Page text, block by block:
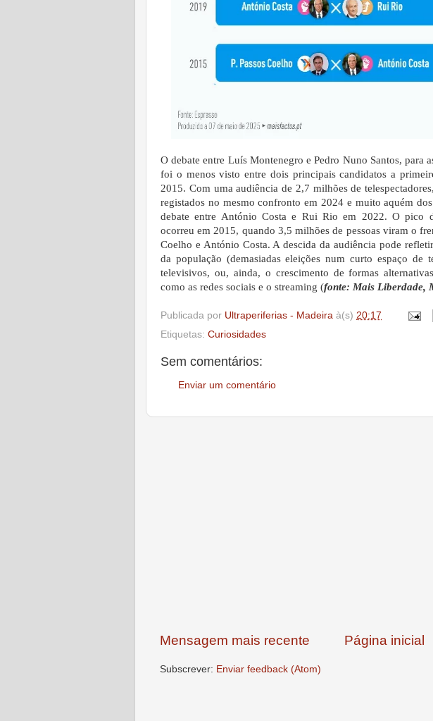
O debate entre Luís Montenegro e Pedro Nuno Santos, para
foi o menos visto entre dois principais candidatos a
2015. Com uma audiência de 2,7 milhões de
registados no mesmo confronto em 2024 e muito aquém
debate entre António Costa e Rui Rio em 2022. O pico
ocorreu em 2015, quando 3,5 milhões de pessoas viram o
Coelho e António Costa. A descida da audiência pode
da população (demasiadas eleições num curto espaço de
televisivos, ou, ainda, o crescimento de formas
como as redes sociais e o streaming (fonte: Mais Liberdade,
Publicada por Ultraperiferias - Madeira à(s) 20:17
Etiquetas: Curiosidades
Sem comentários:
Enviar um comentário
Mensagem mais recente Página inicial
Subscrever: Enviar feedback (Atom)